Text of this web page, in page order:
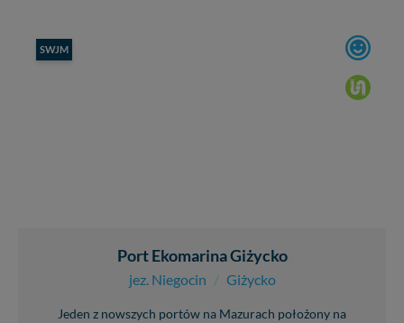
SWJM
Port Ekomarina Giżycko
jez. Niegocin / Giżycko
Jeden z nowszych portów na Mazurach położony na